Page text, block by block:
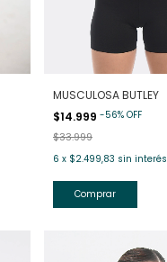
MUSCULOSA BUTLEY
$14.999 -56% OFF
$33.999
6 x $2.499,83 sin interés
Comprar